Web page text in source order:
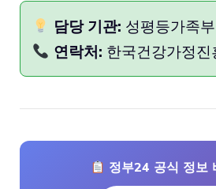
담당 기관: 성평등가족부
연락처: 한국건강가정
정부24 공식 정보